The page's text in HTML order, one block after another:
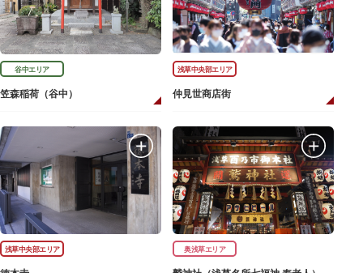
谷中エリア
笠森稲荷（谷中）
浅草中央部エリア
仲見世商店街
浅草中央部エリア 奥浅草エリア